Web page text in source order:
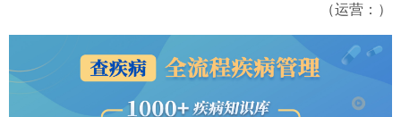
（运营：）